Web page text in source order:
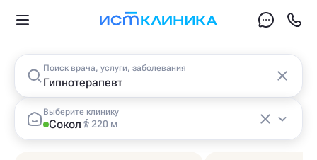
Поиск врача, услуги, заболевания
Выберите клинику
Сокол 220 м